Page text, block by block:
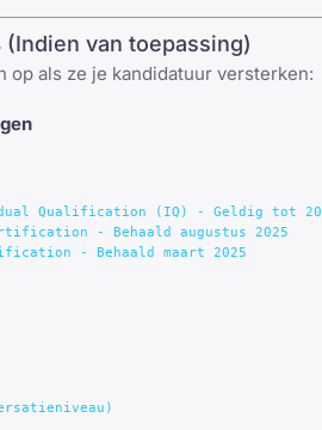
(Indien van toepassing)
op als ze je kandidatuur versterken:
Qualification (IQ) - Geldig tot
- Behaald augustus 2025